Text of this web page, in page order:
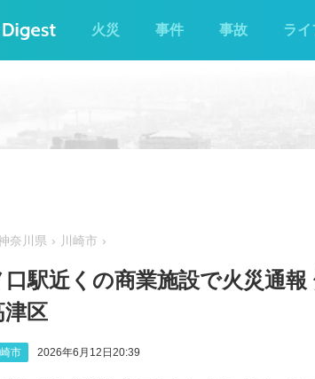
火災 事件 事故 ライ
奈川県 川崎市
口駅近くの商業施設で火災通
津区
市 2026年6月12日20:39